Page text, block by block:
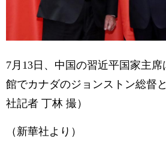
7月13日、中国の習近平国家主
館でカナダのジョンストン総督
社記者 丁林 撮）
（新華社より）